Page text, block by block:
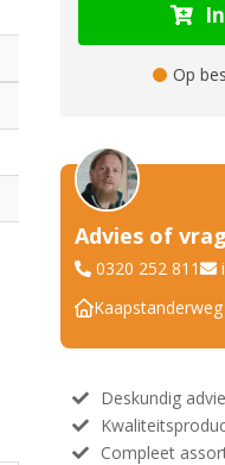
Op
Advies of
0320 252 811
Deskundig
Compleet